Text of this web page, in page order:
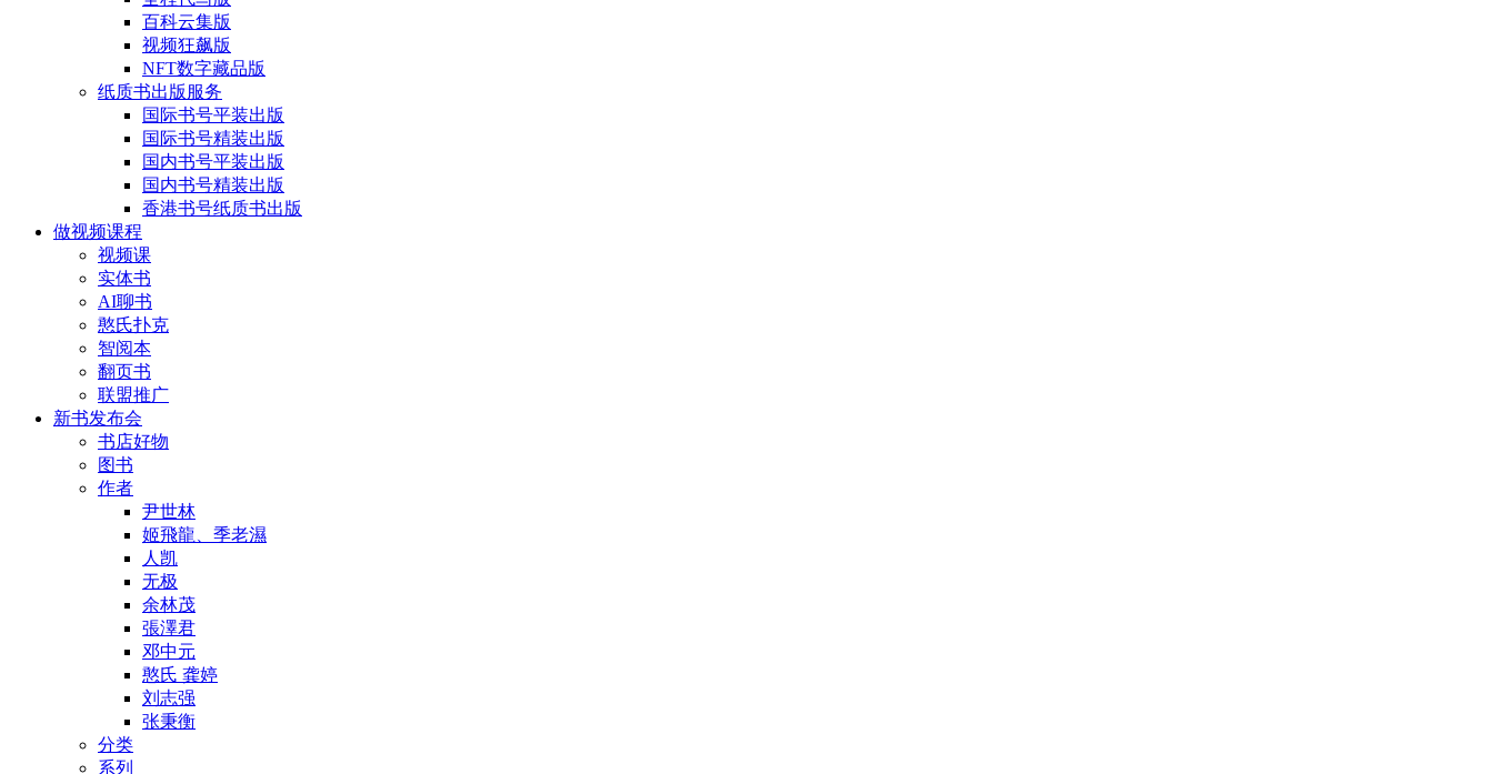
百科云集版
视频狂飙版
NFT数字藏品版
纸质书出版服务
国际书号平装出版
国际书号精装出版
国内书号平装出版
国内书号精装出版
香港书号纸质书出版
做视频课程
视频课
实体书
AI聊书
憨氏扑克
智阅本
翻页书
联盟推广
新书发布会
书店好物
图书
作者
尹世林
姬飛龍、季老濕
人凯
无极
余林茂
張澤君
邓中元
憨氏 龚婷
刘志强
张秉衡
分类
系列